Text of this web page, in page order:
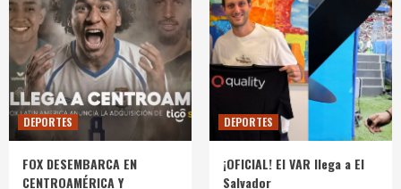
DEPORTES
FOX DESEMBARCA EN
CENTROAMÉRICA Y
DEPORTES
¡OFICIAL! El VAR llega a El
Salvador